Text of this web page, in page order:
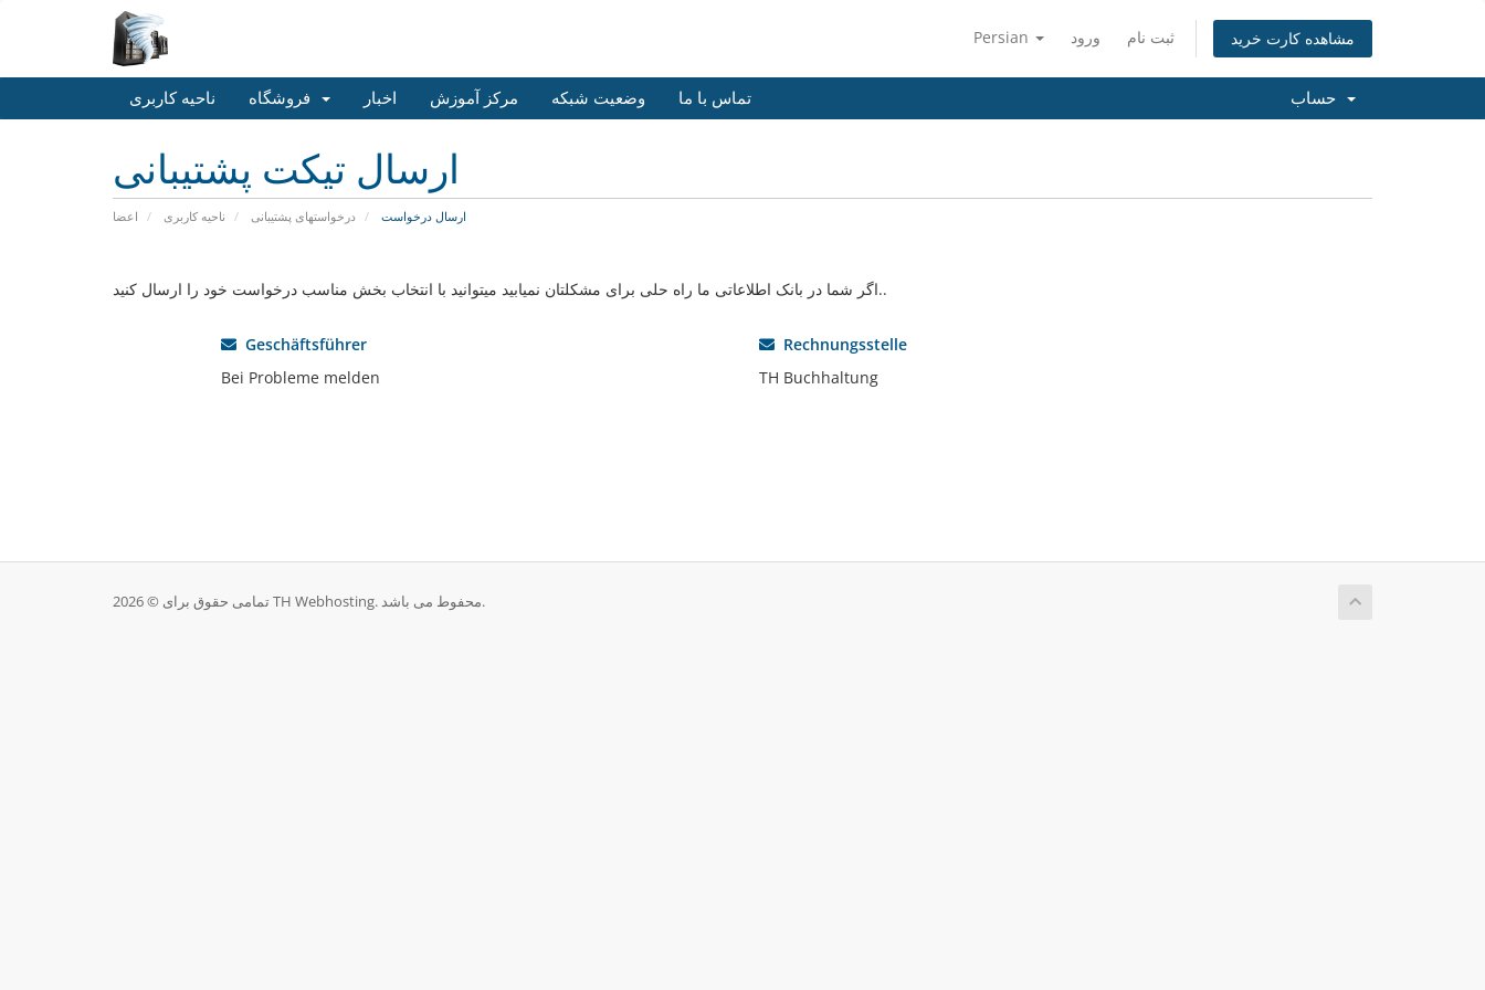
Persian ورود ثبت نام مشاهده کارت خرید
ناحیه کاربری اخبار مرکز آموزش وضعیت شبکه تماس با ما
ارسال تیکت پشتیبانی
اعضا ناحیه کاربری درخواستهای پشتیبانی ارسال درخواست
اگر شما در بانک اطلاعاتی ما راه حلی برای مشکلتان نمیابید میتوانید با انتخاب بخش مناسب درخواست خود را ارسال کنید..
Geschäftsführer
Bei Probleme melden
Rechnungsstelle
TH Buchhaltung
تمامی حقوق برای © 2026 TH Webhosting. محفوط می باشد.